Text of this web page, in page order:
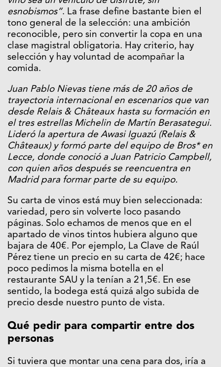
esnobismos”. La frase define bastante bien el
tono general de la selección: una ambición
reconocible, pero sin convertir la copa en una
clase magistral obligatoria. Hay criterio, hay
selección y hay voluntad de acompañar la
comida.
Juan Pablo Nievas tiene más de 20 años de
trayectoria internacional en escenarios que van
desde Relais & Châteaux hasta su formación en
el tres estrellas Michelin de Martín Berasategui.
Lideró la apertura de Awasi Iguazú (Relais &
Châteaux) y formó parte del equipo de Bros* en
Lecce, donde conoció a Juan Patricio Campbell,
con quien años después se reencuentra en
Madrid para formar parte de su equipo.
Su carta de vinos está muy bien seleccionada:
variedad, pero sin volverte loco pasando
páginas. Solo echamos de menos que en el
apartado de vinos tintos hubiera alguno que
bajara de 40€. Por ejemplo, La Clave de Raúl
Pérez tiene un precio en su carta de 42€; hace
poco pedimos la misma botella en el
restaurante SAU y la tenían a 21,5€. En ese
sentido, la bodega está quizá algo subida de
precio desde nuestro punto de vista.
Qué pedir para compartir entre dos
personas
Si tuviera que montar una cena para dos, iría a